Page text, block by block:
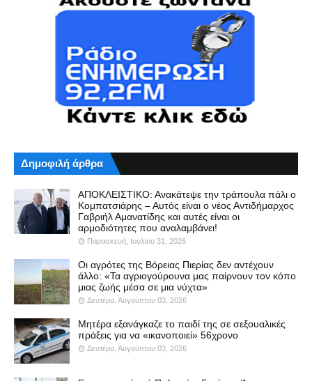
Δημοφιλή άρθρα
ΑΠΟΚΛΕΙΣΤΙΚΟ: Ανακάτεψε την τράπουλα πάλι ο
Κομπατσιάρης – Αυτός είναι ο νέος Αντιδήμαρχος
Γαβριήλ Αμανατίδης και αυτές είναι οι
αρμοδιότητες που αναλαμβάνει!
Παρασκευή, Ιουλίου 31, 2026
Οι αγρότες της Βόρειας Πιερίας δεν αντέχουν
άλλο: «Τα αγριογούρουνα μας παίρνουν τον κόπο
μιας ζωής μέσα σε μια νύχτα»
Δευτέρα, Αυγούστου 03, 2026
Μητέρα εξανάγκαζε το παιδί της σε σεξουαλικές
πράξεις για να «ικανοποιεί» 56χρονο
Δευτέρα, Αυγούστου 03, 2026